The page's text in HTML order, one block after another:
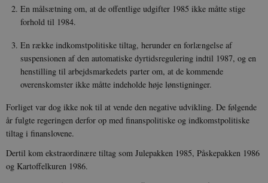
En målsætning om, at de offentlige udgifter 1985 ikke måtte stige
forhold til 1984.
En række indkomstpolitiske tiltag, herunder en forlængelse af
suspensionen af den automatiske dyrtidsregulering indtil 1987, og en
henstilling til arbejdsmarkedets parter om, at de kommende
overenskomster ikke måtte indeholde høje lønstigninger.
Forliget var dog ikke nok til at vende den negative udvikling. De følgende
år fulgte regeringen derfor op med finanspolitiske og indkomstpolitiske
tiltag i finanslovene.
Dertil kom ekstraordinære tiltag som Julepakken 1985, Påskepakken 1986
og Kartoffelkuren 1986.